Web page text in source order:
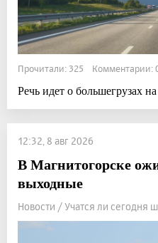
Прочитали: 325 Комментарии:
Речь идет о большегрузах
12:32, 8 авг 2026
В Магнитогорске
выходные
Новости / Учатся ли сегодня